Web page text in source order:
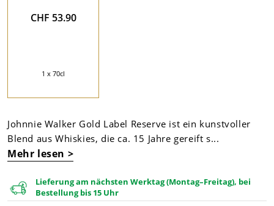
CHF 53.90
1 x 70cl
Johnnie Walker Gold Label Reserve ist ein kunstvoller
Blend aus Whiskies, die ca. 15 Jahre gereift s...
Mehr lesen >
Lieferung am nächsten Werktag (Montag–Freitag), bei
Bestellung bis 15 Uhr